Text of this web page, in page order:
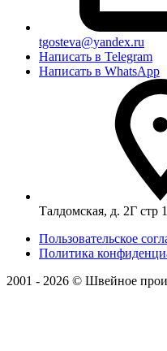
tgosteva@yandex.ru
Написать в Telegram
Написать в WhatsApp
Талдомская, д. 2Г стр 1
Пользовательское
Политика
2001 - 2026 © Швейное